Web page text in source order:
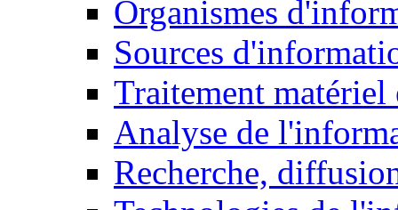
Organismes
Sources
Traitement matériel
Analyse de
Recherche,